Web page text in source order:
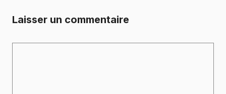
Laisser un commentaire